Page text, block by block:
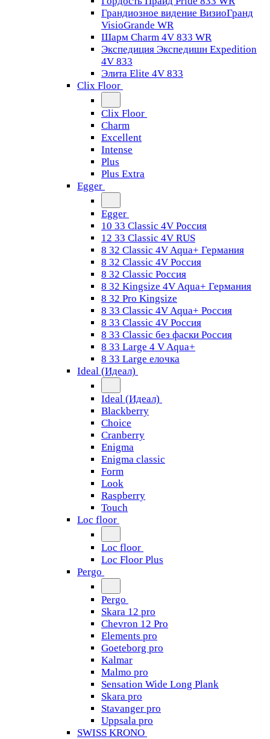
Грандиозное видение ВизиоГранд
VisioGrande WR
Шарм Charm 4V 833 WR
Экспедиция Экспедишн Expedition
4V 833
Элита Elite 4V 833
Clix Floor
Clix Floor
Charm
Excellent
Intense
Plus
Plus Extra
Egger
Egger
10 33 Classic 4V Россия
12 33 Classic 4V RUS
8 32 Classic 4V Aqua+ Германия
8 32 Classic 4V Россия
8 32 Classic Россия
8 32 Kingsize 4V Aqua+ Германия
8 32 Pro Kingsize
8 33 Classic 4V Aqua+ Россия
8 33 Classic 4V Россия
8 33 Classic без фаски Россия
8 33 Large 4 V Aqua+
8 33 Large елочка
Ideal (Идеал)
Ideal (Идеал)
Blackberry
Choice
Cranberry
Enigma
Enigma classic
Form
Look
Raspberry
Touch
Loc floor
Loc floor
Loc Floor Plus
Pergo
Pergo
Skara 12 pro
Chevron 12 Pro
Elements pro
Goeteborg pro
Kalmar
Malmo pro
Sensation Wide Long Plank
Skara pro
Stavanger pro
Uppsala pro
SWISS KRONO